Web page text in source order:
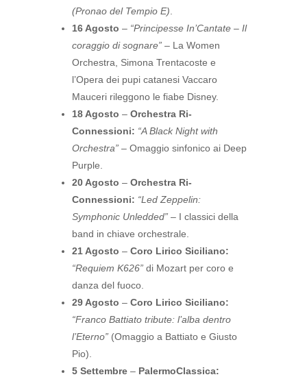
(Pronao del Tempio E)
16 Agosto – “Principesse In’Cantate – Il
coraggio di sognare” – La Women
Orchestra, Simona Trentacoste e
l’Opera dei pupi catanesi Vaccaro
Mauceri rileggono le fiabe Disney.
18 Agosto – Orchestra Ri-
Connessioni: “A Black Night with
Orchestra” – Omaggio sinfonico ai Deep
Purple.
20 Agosto – Orchestra Ri-
Connessioni: “Led Zeppelin:
Symphonic Unledded” – I classici della
band in chiave orchestrale.
21 Agosto – Coro Lirico Siciliano:
“Requiem K626” di Mozart per coro e
danza del fuoco.
29 Agosto – Coro Lirico Siciliano:
“Franco Battiato tribute: l’alba dentro
l’Eterno” (Omaggio a Battiato e Giusto
Pio).
5 Settembre – PalermoClassica: